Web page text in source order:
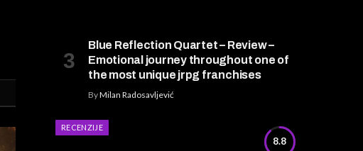
Blue Reflection Quartet – Review –
Emotional journey throughout one of
the most unique jrpg franchises
ByMilan Radosavljević
8.8
RECENZIJE